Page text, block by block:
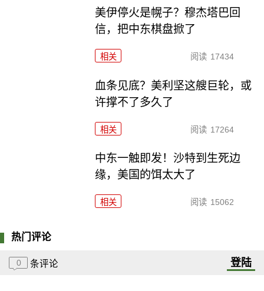
美伊停火是幌子？穆杰塔巴回
信，把中东棋盘掀了
相关 阅读 17434
血条见底？美利坚这艘巨轮，或
许撑不了多久了
相关 阅读 17264
中东一触即发！沙特到生死边
缘，美国的饵太大了
相关 阅读 15062
热门评论
0 条评论 登陆